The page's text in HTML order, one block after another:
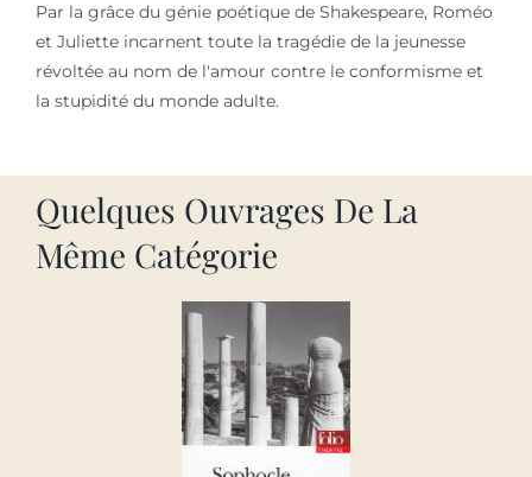
Par la grâce du génie poétique de Shakespeare, Roméo
et Juliette incarnent toute la tragédie de la jeunesse
révoltée au nom de l'amour contre le conformisme et
la stupidité du monde adulte.
Quelques Ouvrages De La
Même Catégorie